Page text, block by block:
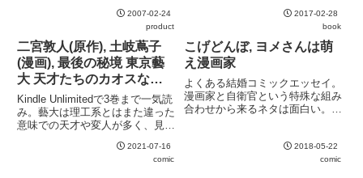
EXILIM ZOOM EX-Z700の3つ。
ところが、愛用のAOpen XC
Cube E...
2007-02-24
product
ころをみても分かるとおり、裏の
取れていない推論も多いのでご
2017-02-28
book
二宮敦人(原作), 土岐蔦子
(漫画), 最後の秘境 東京藝
大 天才たちのカオスな日
常 (1) (2) (3)
Kindle Unlimitedで3巻まで一気読
み。藝大は理工系とはまた違った
意味での天才や変人が多く、見て
しまった人が多いのは予想通りだ
ったが、特に好きでもないにもか
2021-07-16
comic
こげどんぼ, ヨメさんは萌
え漫画家
よくある結婚コミックエッセイ。
漫画家と自衛官という特殊な組み
合わせから来るネタは面白い。自
2018-05-22
comic